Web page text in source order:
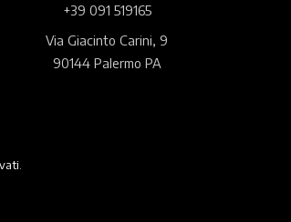
+39 091 519165
Via Giacinto Carini, 9
90144 Palermo PA